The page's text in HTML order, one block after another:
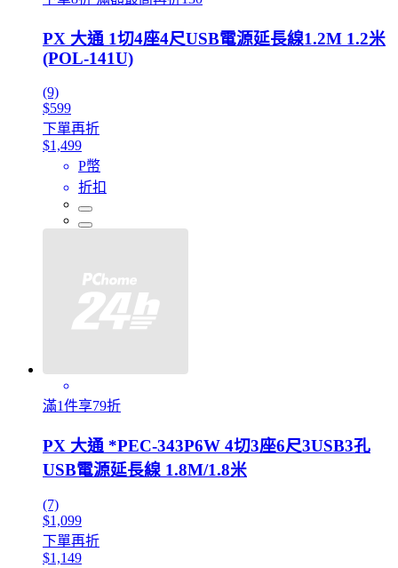
PX 大通 1切4座4尺USB電源延長線1.2M 1.2米
(POL-141U)
(9)
$599
下單再折
$1,499
P幣
折扣
滿1件享79折
PX 大通 *PEC-343P6W 4切3座6尺3USB3孔
USB電源延長線 1.8M/1.8米
(7)
$1,099
下單再折
$1,149